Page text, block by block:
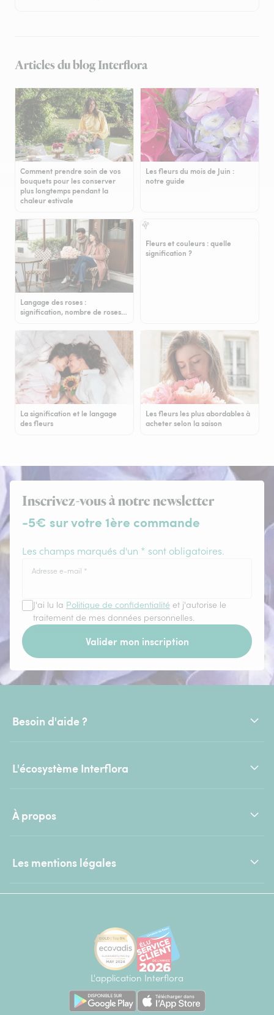
Articles du blog Interflora
Comment prendre soin de vos
bouquets pour les conserver
plus longtemps pendant la
chaleur estivale
Les fleurs du mois de Juin :
notre guide
Langage des roses :
signification, nombre de roses…
Fleurs et couleurs : quelle
signification ?
La signification et le langage
des fleurs
Les fleurs les plus abordables à
acheter selon la saison
Inscrivez-vous à notre newsletter
-5€ sur votre 1ère commande
Les champs marqués d'un * sont obligatoires.
Adresse e-mail *
J'ai lu la Politique de confidentialité et j'autorise le
traitement de mes données personnelles.
Valider mon inscription
Besoin d'aide ?
L'écosystème Interflora
À propos
Les mentions légales
L'application Interflora